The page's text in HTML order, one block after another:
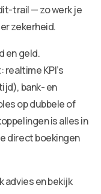
trail — zo werk je
zekerheid.
en geld.
KPI’s
bank- en
op dubbele of
is alles in
direct boekingen
advies en bekijk